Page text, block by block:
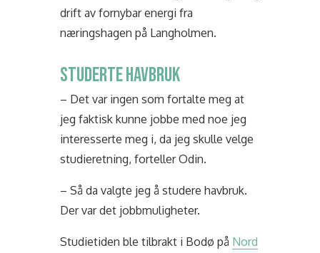
drift av fornybar energi fra
næringshagen på Langholmen.
STUDERTE HAVBRUK
– Det var ingen som fortalte meg at
jeg faktisk kunne jobbe med noe jeg
interesserte meg i, da jeg skulle velge
studieretning, forteller Odin.
– Så da valgte jeg å studere havbruk.
Der var det jobbmuligheter.
Studietiden ble tilbrakt i Bodø på Nord